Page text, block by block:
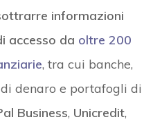
informazioni
accesso da oltre 200
, tra cui banche,
denaro e portafogli di
Business, Unicredit,